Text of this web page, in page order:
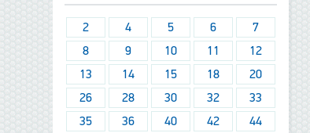
2 4 5 6
7
8
9 10 11
12
13
14 15 18
20
26
28 30 32
33
35
36 40 42
44